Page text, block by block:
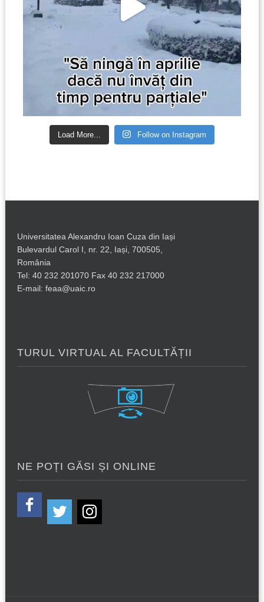
Load More... Follow on Instagram
Universitatea Alexandru Ioan Cuza din Iași
Bulevardul Carol I, nr. 22, Iași, 700505,
România
Tel: 40 232 201070 Fax 40 232 217000
E-mail: feaa@uaic.ro
TURUL VIRTUAL AL FACULTĂȚII
NE POȚI GĂSI ȘI ONLINE